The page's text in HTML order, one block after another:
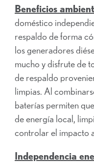
Beneficios
doméstico
respaldo de forma
los generadores
mucho y disfrute de
de respaldo
limpias. Al
baterías permiten
de energía local,
controlar el impacto
Independencia